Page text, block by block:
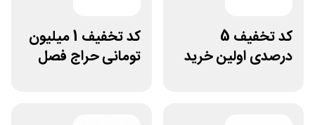
کد تخفیف 5
درصدی اولین خرید
کد تخفیف 1 میلیون
تومانی حراج فصل